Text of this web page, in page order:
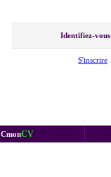
Identifiez-vous
S'inscrire
CmonCV